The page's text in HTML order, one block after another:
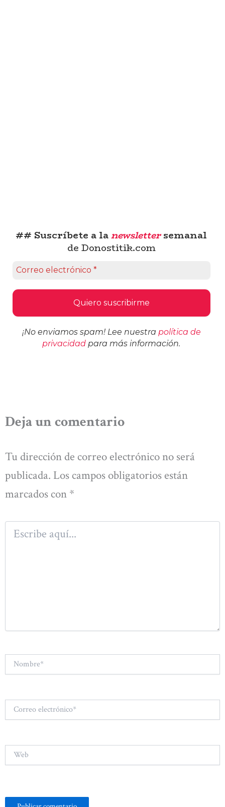
## Suscríbete a lanewslettersemanal
de Donostitik.com
¡No enviamos spam! Lee nuestra política de
privacidad para más información.
Deja un comentario
Tu dirección de correo electrónico no será
publicada. Los campos obligatorios están
marcados con *
Escribe
aquí...
Nombre*
Correo
electrónico*